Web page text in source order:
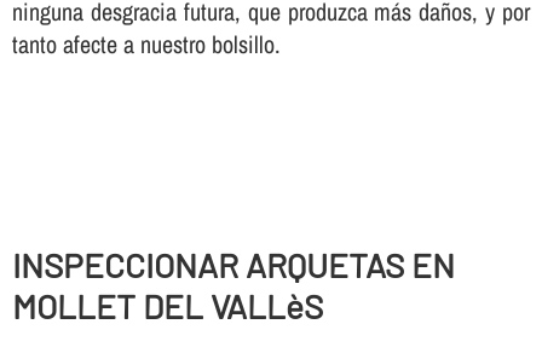
ninguna desgracia futura, que produzca más daños, y por
tanto afecte a nuestro bolsillo.
INSPECCIONAR ARQUETAS EN
MOLLET DEL VALLèS